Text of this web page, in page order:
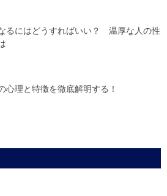
るにはどうすればいい？ 温厚な人の性
心理と特徴を徹底解明する！